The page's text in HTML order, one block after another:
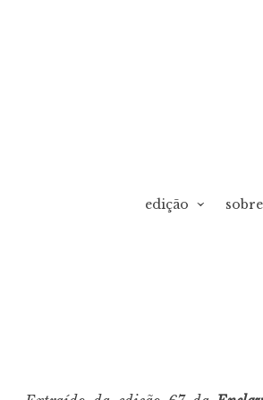
edição sobre